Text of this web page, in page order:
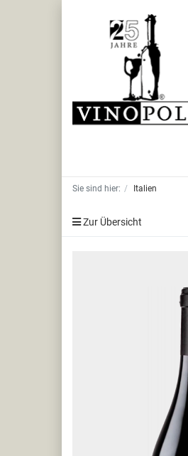
Sie sind hier: Italien
Zur Übersicht